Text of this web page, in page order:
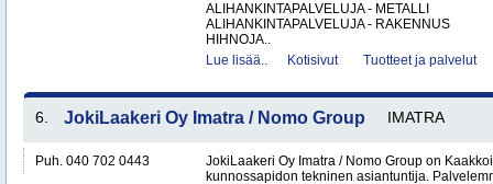
ALIHANKINTAPALVELUJA - METALLI
ALIHANKINTAPALVELUJA - RAKENNUS
HIHNOJA..
Lue lisää..
Kotisivut Tuotteet ja palvelut
6. JokiLaakeri Oy Imatra / Nomo Group IMATRA
Puh. 040 702 0443
JokiLaakeri Oy Imatra / Nomo Group on
kunnossapidon tekninen asiantuntija.